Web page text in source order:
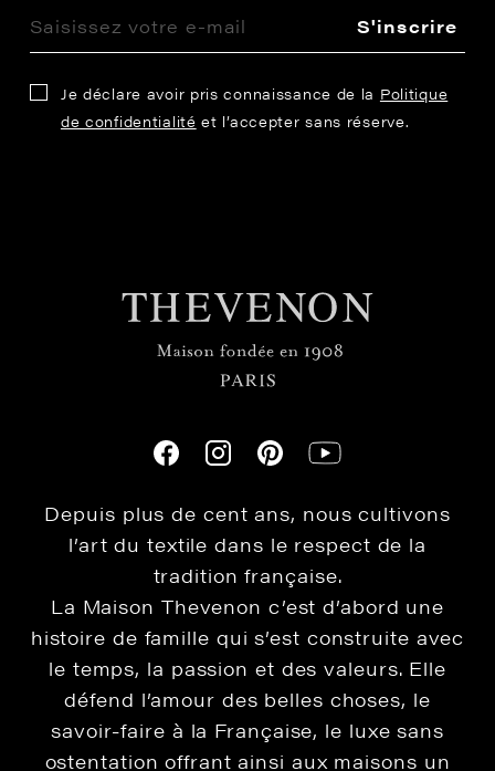
S'inscrire
Je déclare avoir pris connaissance de la Politique
de confidentialité et l’accepter sans réserve.
Depuis plus de cent ans, nous cultivons
l’art du textile dans le respect de la
tradition française.
La Maison Thevenon c’est d’abord une
histoire de famille qui s’est construite avec
le temps, la passion et des valeurs. Elle
défend l’amour des belles choses, le
savoir-faire à la Française, le luxe sans
ostentation offrant ainsi aux maisons un